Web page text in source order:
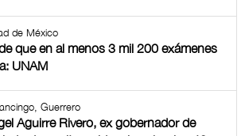
de México
que en al menos 3 mil 200 exámenes
UNAM
Guerrero
Aguirre Rivero, ex gobernador de